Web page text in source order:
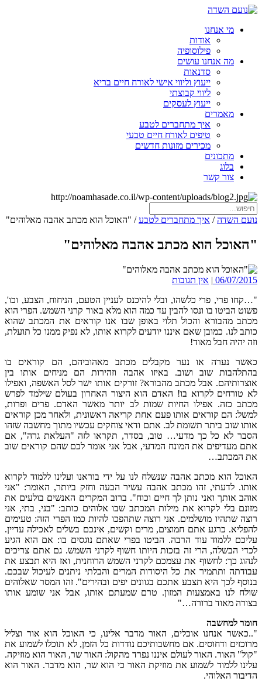
מי אנחנו
אודות
פילוסופיה
מה אנחנו עושים
סדנאות
ייעוץ וליווי אישי לאורח חיים בריא
ליווי קבוצתי
ייעוץ לעסקים
מאמרים
איך מתחברים לטבע
טיפים לאורח חיים טבעי
מכירים מזונות חדשים
מתכונים
בלוג
צור קשר
נועם השדה/ איך מתחברים לטבע/ "האוכל הוא מכתב אהבה מאלוהים"
"האוכל הוא מכתב אהבה מאלוהים"
06/07/2015
| אין תגובות
"…קחו פרי, פרי כלשהו, ובלי להיכנס לעניין הטעם, הניחוח, הצבע, וכו',
פשוט הביטו בו ונסו להבין עד כמה הוא מלא באור קרני השמש. הפרי הוא
מכתב מהבורא והכול תלוי באופן שבו אנו קוראים את המכתב שהוא
כותב לנו. כמובן שאם איננו יודעים לקרוא אותו, לא נפיק ממנו כל תועלת,
וזה יהיה חבל מאוד!
כאשר נערה או נער מקבלים מכתב מאהוביהם, הם קוראים בו
בהתלהבות שוב ושוב. באיזו אהבה וזהירות הם מניחים אותו בין
אוצרותיהם. אבל מכתב מהבורא? זורקים אותו ישר לסל האשפה, ואפילו
לא טורחים לקרוא בו! האדם הוא היצור האחרון בעולם שילמד לפרש
מכתב כזה. אפילו החיות שמות לב יותר מאשר האדם. פרים ופרות,
למשל: הם קוראים אותו פעם אחת קריאה ראשונית, ולאחר מכן קוראים
אותו שוב ביתר תשומת לב. אתם ודאי צוחקים עכשיו מתוך מחשבה שזהו
הסבר לא כל כך מדעי… טוב, בסדר, תקראו לזה "העלאת גרה", אם
אתם מעדיפים את המונח המדעי, אבל אני אומר לכם שהם קוראים שוב
את המכתב…
האוכל הוא מכתב אהבה שנשלח לנו על ידי בוראנו ועלינו ללמוד לקרוא
אותו. לדעתי, זהו מכתב אהבה עשיר הבעה וחזק ביותר, האומר: "אני
אוהב אותך ואני נותן לך חיים וכוח". ברוב המקרים האנשים בולעים את
מזונם בלי לקרוא את מילות המכתב שבו אלוהים כותב: "בני, בתי, אני
רוצה שתהיו מושלמים. אני רוצה שתהפכו להיות כמו הפרי הזה: טעימים
להפליא. כרגע אתם חמוצים, מרים וקשים, אינכם בשלים לאכילה עדיין.
עליכם ללמוד עוד הרבה. הביטו בפרי שאתם נוגסים בו: אם הוא הגיע
לכדי הבשלה, הרי זה בזכות היותו חשוף לקרני השמש. גם אתם צריכים
לנהוג כך: לחשוף את עצמכם לקרני השמש הרוחנית, ואז היא תבצע את
עבודתה ותתמיר את כל היסודות המרים והבלתי ניתנים לעיכול שבכם.
בנוסף לכך היא תצבע אתכם בגוונים יפים ובהירים". זהו המסר שאלוהים
שולח לנו באמצעות המזון. טרם שמעתם אותו, אבל אני שומע אותו
בצורה מאוד ברורה…"
חומר למחשבה
"..כאשר אנחנו אוכלים, האור מדבר אלינו, כי האוכל הוא אור וצליל
מרוכזים ודחוסים. אם מחשבותיכם נודדות כל הזמן, לא תוכלו לשמוע את
"קול" האור. האור לעולם איננו נפרד מהקול: האור שר, האור הוא מוזיקה.
עלינו ללמוד לשמוע את מוזיקת האור כי הוא שר, הוא מדבר. האור הוא
הדיבור האלוהי.